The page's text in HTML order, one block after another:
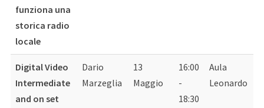
funziona una
storica radio
locale
Digital Video
Intermediate
and on set
Dario
Marzeglia
13
Maggio
16:00
-
18:30
Aula
Leonardo